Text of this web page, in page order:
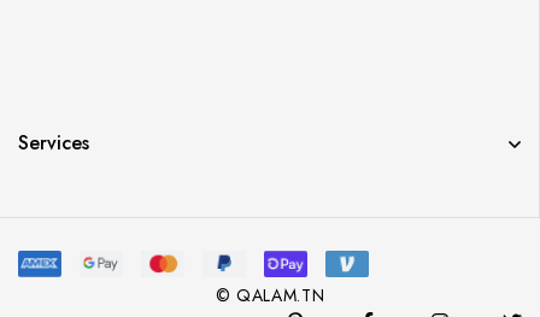
Services
© QALAM.TN